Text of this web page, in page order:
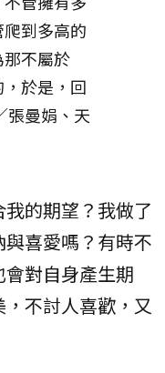
到多高的
不屬於
於是，回
張曼娟、天
的期望？我做了
喜愛嗎？有時不
對自身產生期
不討人喜歡，又